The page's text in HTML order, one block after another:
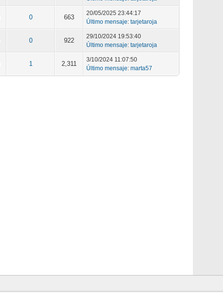
0 663
20/05/2025 23:44:17
Último mensaje: tarjetaroja
0 922
29/10/2024 19:53:40
Último mensaje: tarjetaroja
1 2,311
3/10/2024 11:07:50
Último mensaje: marta57